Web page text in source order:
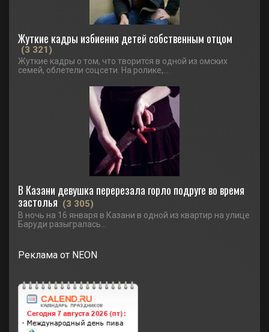
Жуткие кадры избиения детей собственным отцом
(3 321)
Жуткие кадры о том, что творится в одной из омских
семей, облетели соцсети. На ролике,...
В Казани девушка перерезала горло подруге во время
застолья (3 305)
В ночь на 16 января в Казани в одной из квартир на улице
Баруди разыгралась...
Реклама от NEON